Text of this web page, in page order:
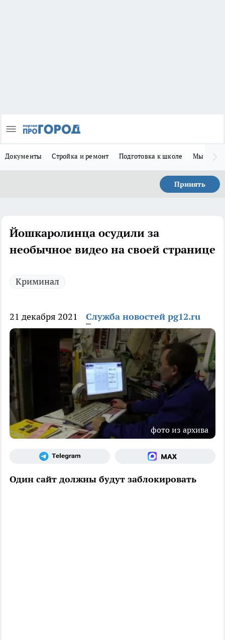
Документы Стройка и ремонт Подготовка к школе Мы в MAX
Принять
Йошкаролинца осудили за
необычное видео на своей странице
Криминал
21 декабря 2021 Служба новостей pg12.ru
фото из архива
Один сайт должны будут заблокировать